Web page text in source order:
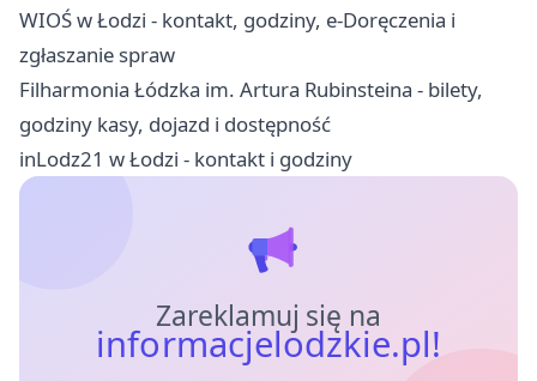
WIOŚ w Łodzi - kontakt, godziny, e-Doręczenia i
zgłaszanie spraw
Filharmonia Łódzka im. Artura Rubinsteina - bilety,
godziny kasy, dojazd i dostępność
inLodz21 w Łodzi - kontakt i godziny
Zareklamuj się na
informacjelodzkie.pl!